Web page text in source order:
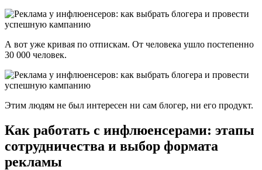
А вот уже кривая по отпискам. От человека ушло постепенно
30 000 человек.
Этим людям не был интересен ни сам блогер, ни его продукт.
Как работать с инфлюенсерами: этапы
сотрудничества и выбор формата
рекламы